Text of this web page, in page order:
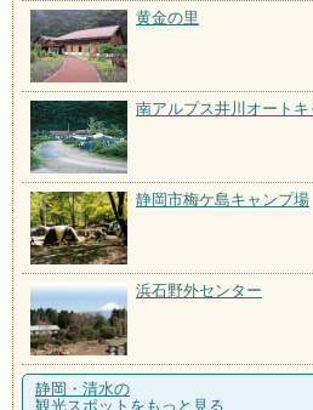
黄金の里
南アルプス井川オート
静岡市梅ケ島キャンプ場
浜石野外センター
静岡・清水の
観光スポットをもっと見る